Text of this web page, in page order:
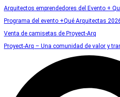
Arquitectos emprendedores del Evento +
Programa del evento +Qué Arquitectas
Venta de camisetas de Proyect-Arq
Proyect-Arq – Una comunidad de valor y